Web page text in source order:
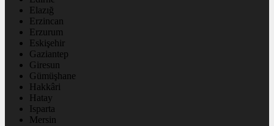
Elazığ
Erzincan
Erzurum
Eskişehir
Gaziantep
Giresun
Gümüşhane
Hakkâri
Hatay
Isparta
Mersin